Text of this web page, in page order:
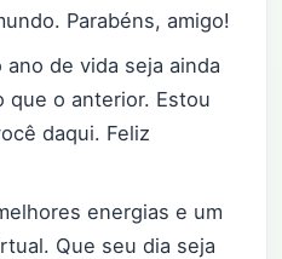
Parabéns, amigo!
de vida seja ainda
que o anterior. Estou
daqui. Feliz
energias e um
Que seu dia seja